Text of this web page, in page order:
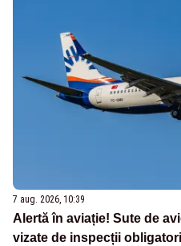
7 aug. 2026, 10:39
Alertă în aviație! Sute de
vizate de inspecții